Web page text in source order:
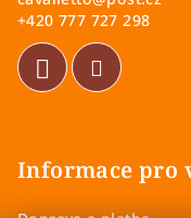
+420 777 727 298
Informace pro